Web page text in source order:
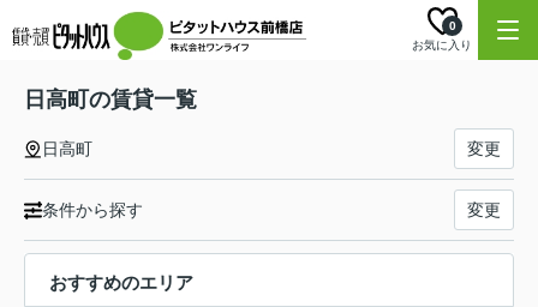
お気に入り
0
日高町の賃貸一覧
日高町 変更
条件から探す 変更
おすすめのエリア